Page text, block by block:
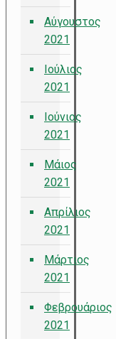
Αύγουστος
2021
Ιούλιος
2021
Ιούνιος
2021
Μάιος
2021
Απρίλιος
2021
Μάρτιος
2021
Φεβρουάριος
2021